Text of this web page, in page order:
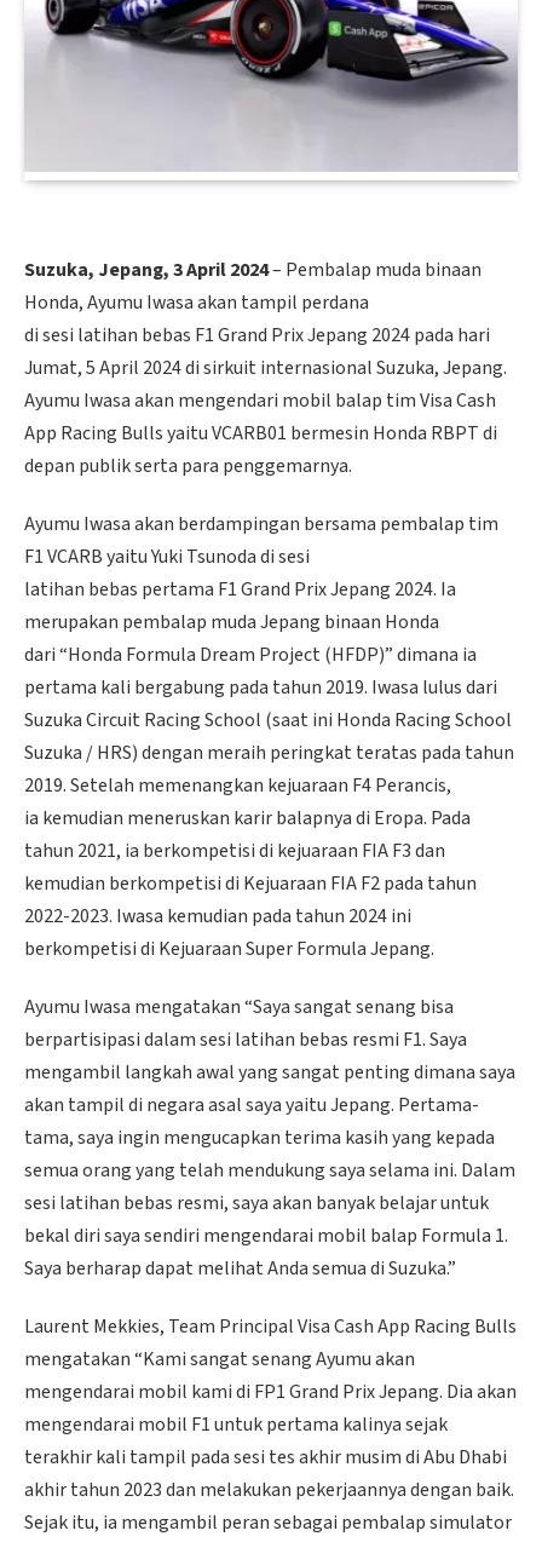
Suzuka, Jepang, 3 April 2024– Pembalap muda binaan
Honda, Ayumu Iwasa akan tampil perdana
di sesi latihan bebas F1 Grand Prix Jepang 2024 pada hari
Jumat, 5 April 2024 di sirkuit internasional Suzuka, Jepang.
Ayumu Iwasa akan mengendari mobil balap tim Visa Cash
App Racing Bulls yaitu VCARB01 bermesin Honda RBPT di
depan publik serta para penggemarnya.
Ayumu Iwasa akan berdampingan bersama pembalap tim
F1 VCARB yaitu Yuki Tsunoda di sesi
latihan bebas pertama F1 Grand Prix Jepang 2024. Ia
merupakan pembalap muda Jepang binaan Honda
dari “Honda Formula Dream Project (HFDP)” dimana ia
pertama kali bergabung pada tahun 2019. Iwasa lulus dari
Suzuka Circuit Racing School (saat ini Honda Racing School
Suzuka / HRS) dengan meraih peringkat teratas pada tahun
2019. Setelah memenangkan kejuaraan F4 Perancis,
ia kemudian meneruskan karir balapnya di Eropa. Pada
tahun 2021, ia berkompetisi di kejuaraan FIA F3 dan
kemudian berkompetisi di Kejuaraan FIA F2 pada tahun
2022-2023. Iwasa kemudian pada tahun 2024 ini
berkompetisi di Kejuaraan Super Formula Jepang.
Ayumu Iwasa mengatakan “Saya sangat senang bisa
berpartisipasi dalam sesi latihan bebas resmi F1. Saya
mengambil langkah awal yang sangat penting dimana saya
akan tampil di negara asal saya yaitu Jepang. Pertama-
tama, saya ingin mengucapkan terima kasih yang kepada
semua orang yang telah mendukung saya selama ini. Dalam
sesi latihan bebas resmi, saya akan banyak belajar untuk
bekal diri saya sendiri mengendarai mobil balap Formula 1.
Saya berharap dapat melihat Anda semua di Suzuka.”
Laurent Mekkies, Team Principal Visa Cash App Racing Bulls
mengatakan “Kami sangat senang Ayumu akan
mengendarai mobil kami di FP1 Grand Prix Jepang. Dia akan
mengendarai mobil F1 untuk pertama kalinya sejak
terakhir kali tampil pada sesi tes akhir musim di Abu Dhabi
akhir tahun 2023 dan melakukan pekerjaannya dengan baik.
Sejak itu, ia mengambil peran sebagai pembalap simulator